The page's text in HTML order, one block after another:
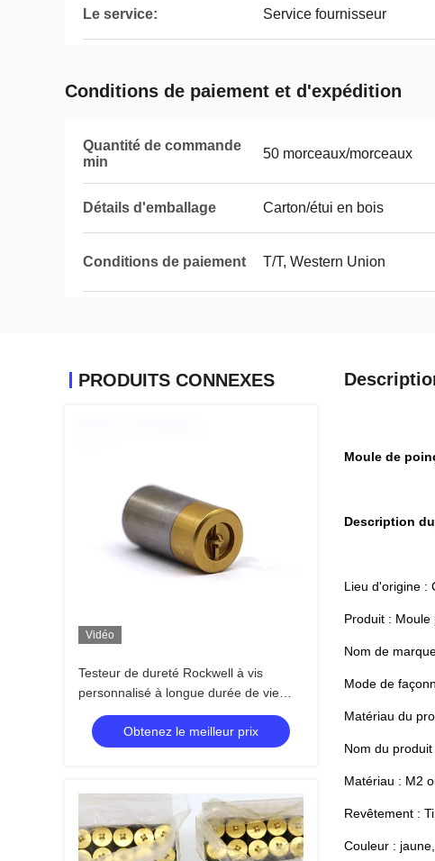
Le service: Service fournisseur
Conditions de paiement et d'expédition
Quantité de commande
min
50 morceaux/morceaux
Détails d'emballage Carton/étui en bois
Conditions de paiement T/T, Western Union
PRODUITS CONNEXES
Vidéo
Testeur de dureté Rockwell à vis
personnalisé à longue durée de vie
pour produits
Obtenez le meilleur prix
Moule de
Description
Lieu d'origine :
Produit : Moule
Nom de
Mode de
Matériau du
Nom du
Matériau : M2
Revêtement :
Couleur :